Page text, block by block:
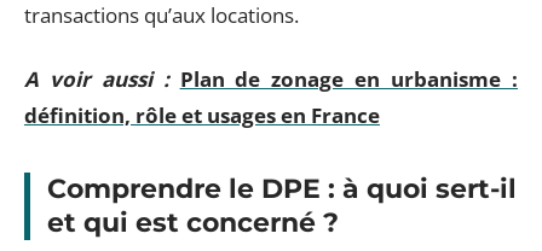
transactions qu’aux locations.
A voir aussi : Plan de zonage en urbanisme :
définition, rôle et usages en France
Comprendre le DPE : à quoi sert-il
et qui est concerné ?